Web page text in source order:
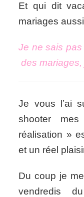
Et qui dit
mariages
Je ne sais
des mariages,
Je vous l’ai
shooter
réalisation »
et un réel
Du coup je
vendredis